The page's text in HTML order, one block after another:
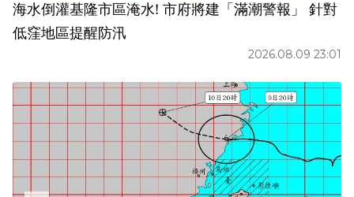
海水倒灌基隆市區淹水! 市府將建「滿潮警報」 針對
低窪地區提醒防汛
2026.08.09 23:01